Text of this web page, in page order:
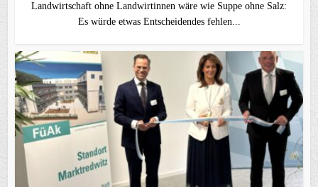
Landwirtschaft ohne Landwirtinnen wäre wie Suppe ohne Salz:
Es würde etwas Entscheidendes fehlen...